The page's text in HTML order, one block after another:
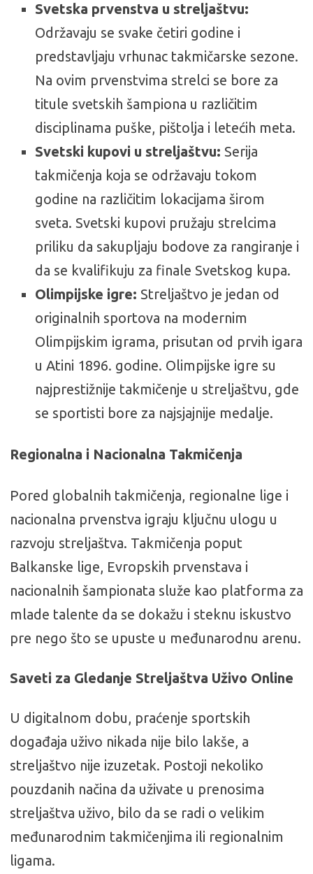
Svetska prvenstva u streljaštvu:
Održavaju se svake četiri godine i
predstavljaju vrhunac takmičarske sezone.
Na ovim prvenstvima strelci se bore za
titule svetskih šampiona u različitim
disciplinama puške, pištolja i letećih meta.
Svetski kupovi u streljaštvu: Serija
takmičenja koja se održavaju tokom
godine na različitim lokacijama širom
sveta. Svetski kupovi pružaju strelcima
priliku da sakupljaju bodove za rangiranje i
da se kvalifikuju za finale Svetskog kupa.
Olimpijske igre: Streljaštvo je jedan od
originalnih sportova na modernim
Olimpijskim igrama, prisutan od prvih igara
u Atini 1896. godine. Olimpijske igre su
najprestižnije takmičenje u streljaštvu, gde
se sportisti bore za najsjajnije medalje.
Regionalna i Nacionalna Takmičenja
Pored globalnih takmičenja, regionalne lige i
nacionalna prvenstva igraju ključnu ulogu u
razvoju streljaštva. Takmičenja poput
Balkanske lige, Evropskih prvenstava i
nacionalnih šampionata služe kao platforma za
mlade talente da se dokažu i steknu iskustvo
pre nego što se upuste u međunarodnu arenu.
Saveti za Gledanje Streljaštva Uživo Online
U digitalnom dobu, praćenje sportskih
događaja uživo nikada nije bilo lakše, a
streljaštvo nije izuzetak. Postoji nekoliko
pouzdanih načina da uživate u prenosima
streljaštva uživo, bilo da se radi o velikim
međunarodnim takmičenjima ili regionalnim
ligama.